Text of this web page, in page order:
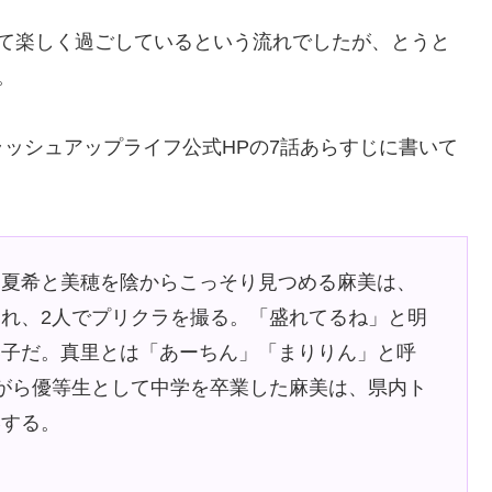
しく過ごしているという流れでしたが、とうと
シュアップライフ公式HPの7話あらすじに書いて
希と美穂を陰からこっそり見つめる麻美は、
、2人でプリクラを撮る。「盛れてるね」と明
だ。真里とは「あーちん」「まりりん」と呼
優等生として中学を卒業した麻美は、県内ト
る。